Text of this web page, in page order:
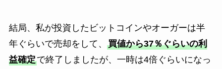
結局、私が投資したビットコインやオーガーは半
年ぐらいで売却をして、 買値から37％ぐらいの利
益確定で終了しましたが、一時は4倍ぐらいになっ